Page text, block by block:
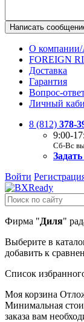
Написать
О компании/
FOREIGN
Доставка
Гарантия
Вопрос-
Личный
8 (812) 378-
9:00-
Сб-Вс
Войти
Фирма "Диля"
Выберите в
добавить к
Список
Моя корзина
Минимальная
заказа вам